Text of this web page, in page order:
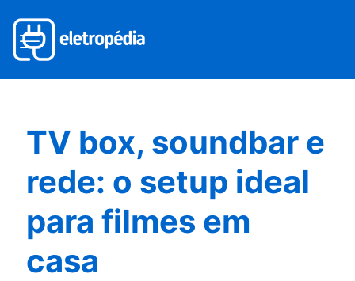
TV box, soundbar e
rede: o setup ideal
para filmes em
casa